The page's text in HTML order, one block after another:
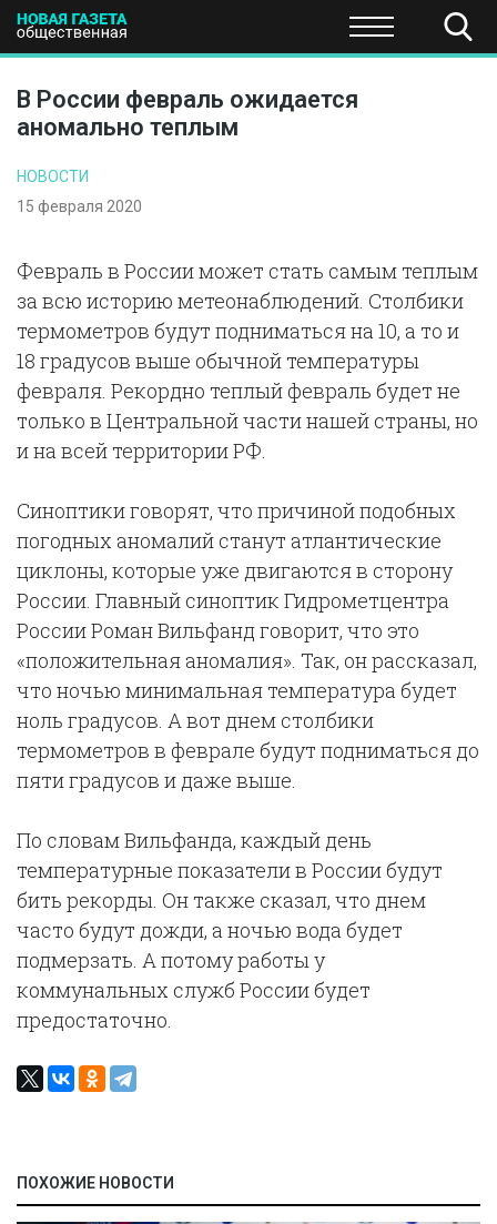
ПОЛИТИКА ЭКОНОМИКА НАУКА И
В России февраль ожидается
аномально теплым
НОВОСТИ
15 февраля 2020
Февраль в России может стать самым теплым
за всю историю метеонаблюдений. Столбики
термометров будут подниматься на 10, а то и
18 градусов выше обычной температуры
февраля. Рекордно теплый февраль будет не
только в Центральной части нашей страны, но
и на всей территории РФ.
Синоптики говорят, что причиной подобных
погодных аномалий станут атлантические
циклоны, которые уже двигаются в сторону
России. Главный синоптик Гидрометцентра
России Роман Вильфанд говорит, что это
«положительная аномалия». Так, он рассказал,
что ночью минимальная температура будет
ноль градусов. А вот днем столбики
термометров в феврале будут подниматься до
пяти градусов и даже выше.
По словам Вильфанда, каждый день
температурные показатели в России будут
бить рекорды. Он также сказал, что днем
часто будут дожди, а ночью вода будет
подмерзать. А потому работы у
коммунальных служб России будет
предостаточно.
ПОХОЖИЕ НОВОСТИ